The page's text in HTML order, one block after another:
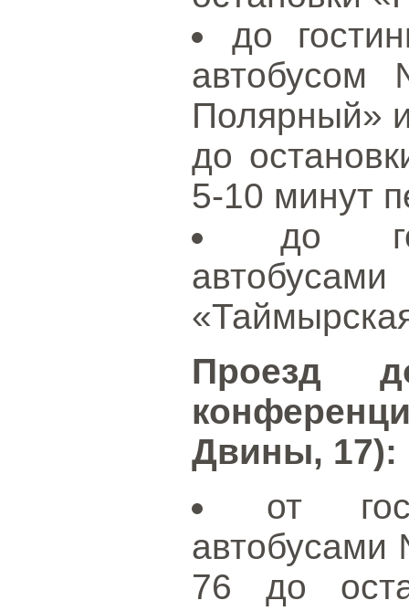
до
Полярный»
до
5-10 минут
до
Проезд
Двины, 17):
от
76 до